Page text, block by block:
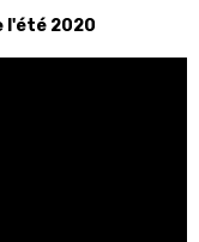
l'été 2020